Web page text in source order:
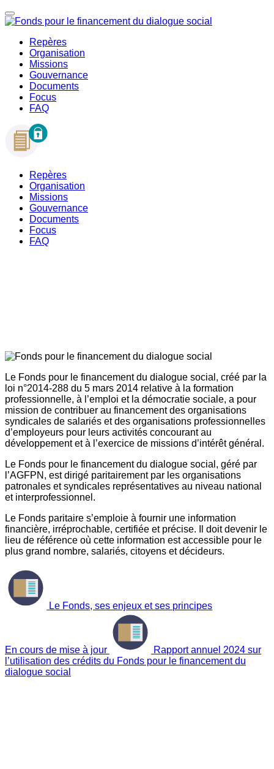
Repères
Organisation
Missions
Gouvernance
Documents
Focus
FAQ
Repères
Organisation
Missions
Gouvernance
Documents
Focus
FAQ
Le Fonds pour le financement du dialogue social, créé par la
loi n°2014-288 du 5 mars 2014 relative à la formation
professionnelle, à l’emploi et la démocratie sociale, a pour
mission de contribuer au financement des organisations
syndicales de salariés et des organisations professionnelles
d’employeurs pour leurs activités concourant au
développement et à l’exercice de missions d’intérêt général.
Le Fonds pour le financement du dialogue social, géré par
l’AGFPN, est dirigé paritairement par les organisations
patronales et syndicales représentatives au niveau national
et interprofessionnel.
Le Fonds paritaire s’emploie à fournir une information
financière, irréprochable, certifiée et précise. Il doit devenir le
lieu de référence où cette information est accessible pour le
plus grand nombre, salariés, citoyens et décideurs.
Le Fonds, ses enjeux et ses principes
En cours de mise à jour
Rapport annuel 2024 sur
l’utilisation des crédits du Fonds pour le financement du
dialogue social